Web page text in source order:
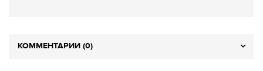
КОММЕНТАРИИ (0)